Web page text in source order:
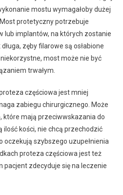
mostu wymagałoby dużej
protetyczny potrzebuje
lub implantów, na których zostanie
zęby filarowe są osłabione
most może nie być
trwałym.
częściowa jest mniej
zabiegu chirurgicznego. Może
które mają przeciwwskazania do
kości, nie chcą przechodzić
oczekują szybszego uzupełnienia
proteza częściowa jest też
zdecyduje się na leczenie